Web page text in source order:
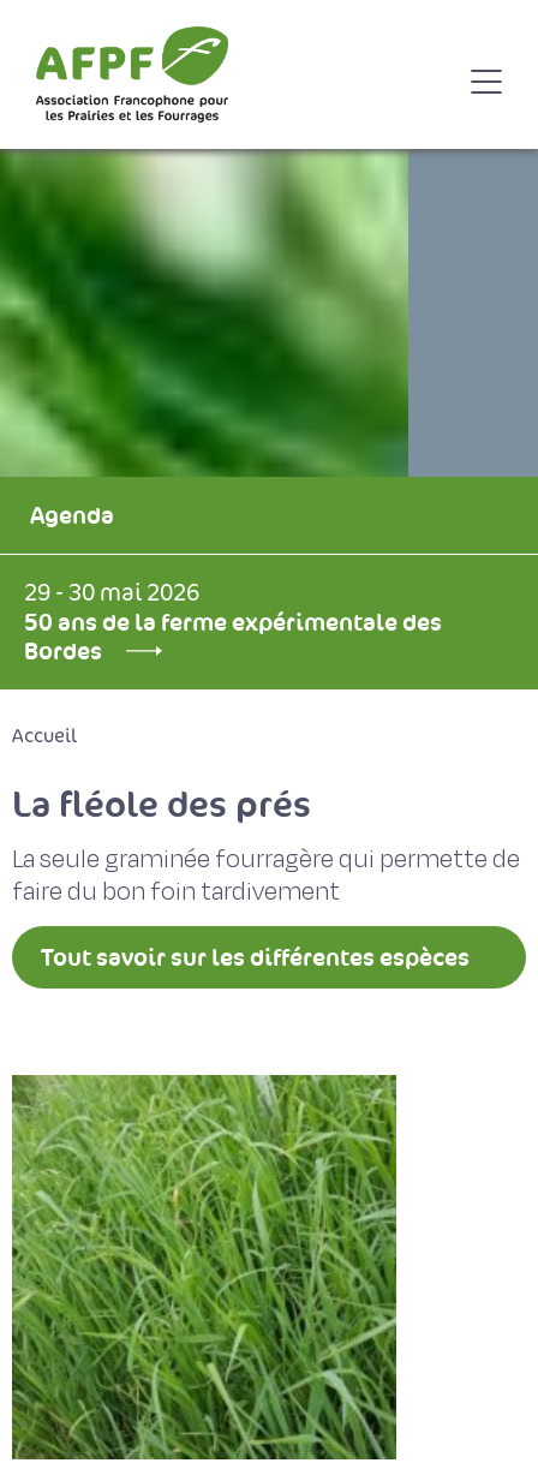
Agenda
29 - 30 mai 2026
50 ans de la ferme expérimentale des
Bordes
Accueil
La fléole des prés
La seule graminée fourragère qui permette de
faire du bon foin tardivement
Tout savoir sur les différentes espèces